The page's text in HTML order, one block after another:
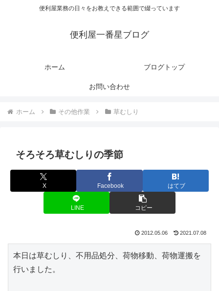
便利屋業務の日々をお教えできる範囲で綴っています
便利屋一番星ブログ
ホーム ブログトップ
お問い合わせ
ホーム その他作業 草むしり
そろそろ草むしりの季節
X Facebook はてブ
LINE コピー
2012.05.06 2021.07.08
本日は草むしり、不用品処分、荷物移動、荷物運搬を
行いました。